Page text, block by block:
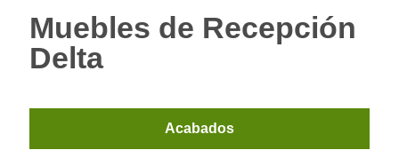
Muebles de Recepción
Delta
Acabados